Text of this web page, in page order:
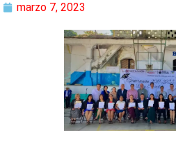
marzo 7, 2023